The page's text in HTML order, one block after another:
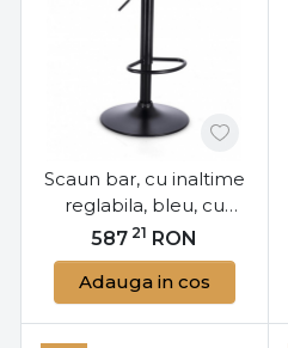
Scaun bar, cu inaltime
reglabila, bleu, cu
picior negru, Rafael,
Yes
587 21 RON
Adauga in cos